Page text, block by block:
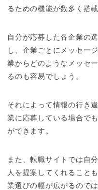
るための機能が数多く搭
自分が応募した各企業の
し、企業ごとにメッセー
業からどのようなメッセ
るのも容易でしょう。
それによって情報の行き
業に応募している場合で
ができます。
また、転職サイトでは自
人を提案してくれること
業選びの幅が広がるので